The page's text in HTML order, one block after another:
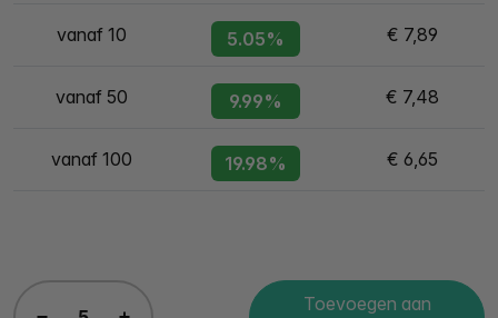
vanaf 10 5.05% € 7,89
vanaf 50 9.99% € 7,48
vanaf 100 19.98% € 6,65
Toevoegen aan